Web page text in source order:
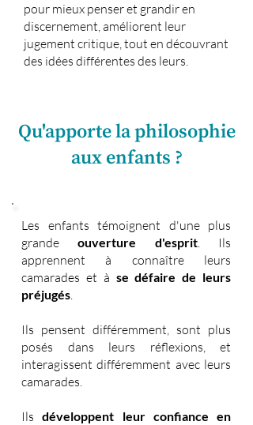
pour mieux penser et grandir en
discernement, améliorent leur
jugement critique, tout en découvrant
des idées différentes des leurs.
Qu'apporte la philosophie
aux enfants ?
Les enfants témoignent d'une plus
grandeouverture d'esprit. Ils
apprennent à connaître leurs
camarades et à se défaire de leurs
préjugés.
Ils pensent différemment, sont plus
posés dans leurs réflexions, et
interagissent différemment avec leurs
camarades.
Ilsdéveloppent leur confiance en